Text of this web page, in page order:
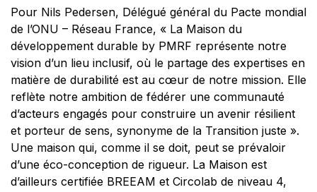
Pour Nils Pedersen, Délégué général du Pacte mondial
de l’ONU – Réseau France, « La Maison du
développement durable by PMRF représente notre
vision d’un lieu inclusif, où le partage des expertises en
matière de durabilité est au cœur de notre mission. Elle
reflète notre ambition de fédérer une communauté
d’acteurs engagés pour construire un avenir résilient
et porteur de sens, synonyme de la Transition juste».
Une maison qui, comme il se doit, peut se prévaloir
d’une éco-conception de rigueur. La Maison est
d’ailleurs certifiée BREEAM et Circolab de niveau 4,